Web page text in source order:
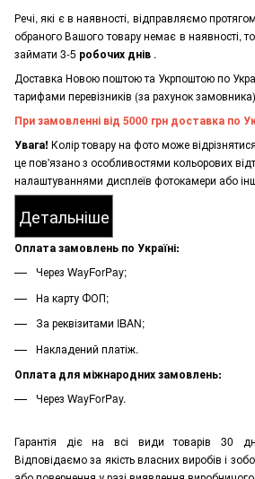
Речі, які є в наявності, відправляємо
обраного Вашого товару немає в наявності,
займати 3-5 робочих днів .
Доставка Новою поштою та Укрпоштою по
тарифами перевізників (за рахунок
При замовленні від 5000 грн доставка по
Увага! Колір товару на фото може
це пов'язано з особливостями кольорових
налаштуваннями дисплеїв фотокамери або
Детальніше
Оплата замовлень по Україні:
Через WayForPay;
На карту ФОП;
За реквізитами IBAN;
Накладений платіж.
Оплата для міжнародних замовлень:
Через WayForPay.
Гарантія діє на всі види товарів 30
Відповідаємо за якість власних виробів і